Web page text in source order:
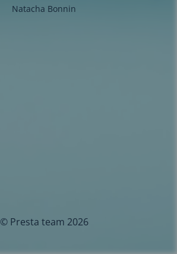
Natacha Bonnin
© Presta team 2026